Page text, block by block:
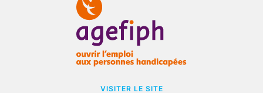
VISITER LE SITE